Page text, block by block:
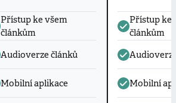
Přístup ke všem
článkům
Audioverze článků
Mobilní aplikace
Přístup ke
článkům
Mobilní